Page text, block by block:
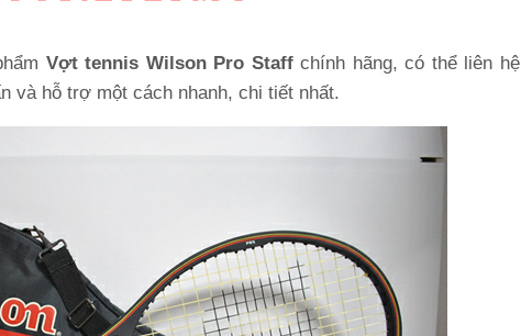
Vợt tennis Wilson Pro Staffchính hãng, có thể liên hệ
và hỗ trợ một cách nhanh, chi tiết nhất.